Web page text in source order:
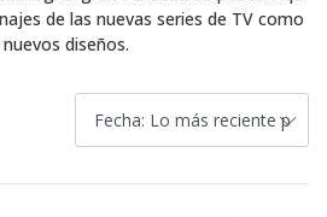
de las nuevas series de TV como
diseños.